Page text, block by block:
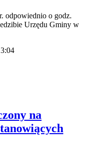
odpowiednio o godz.
Urzędu Gminy w
na